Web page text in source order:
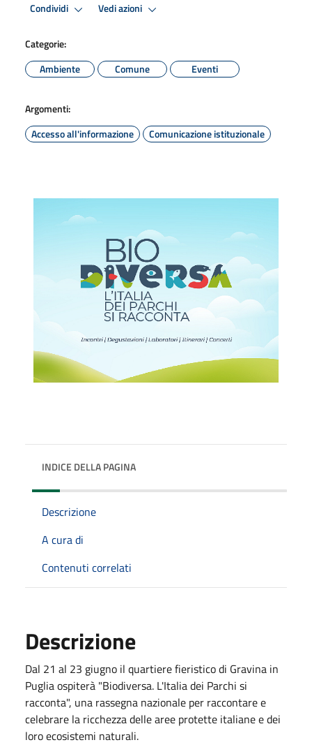
Condividi Vedi azioni
Categorie:
Ambiente
Comune Eventi
Argomenti:
Accesso all'informazione
Comunicazione istituzionale
INDICE DELLA PAGINA
Descrizione
A cura di
Contenuti correlati
Descrizione
Dal 21 al 23 giugno il quartiere fieristico di Gravina in
Puglia ospiterà "Biodiversa. L'Italia dei Parchi si
racconta", una rassegna nazionale per raccontare e
celebrare la ricchezza delle aree protette italiane e dei
loro ecosistemi naturali.